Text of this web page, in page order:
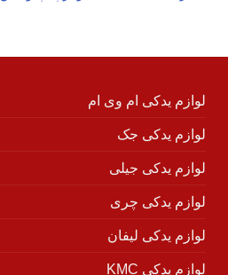
لوازم یدکی ام وی ام
لوازم یدکی جک
لوازم یدکی جیلی
لوازم یدکی چری
لوازم یدکی لیفان
لوازم یدکی KMC